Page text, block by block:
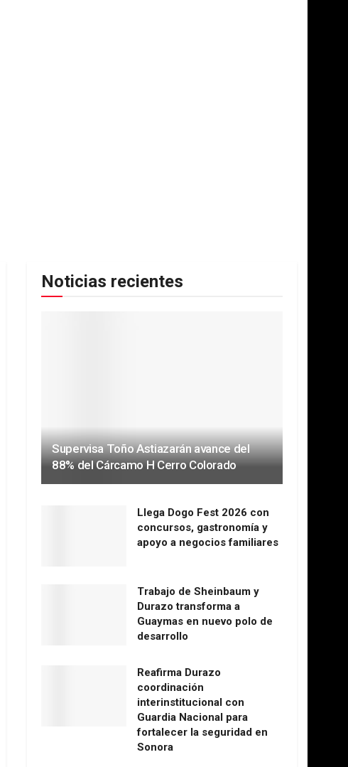
Noticias recientes
Supervisa Toño Astiazarán avance del
88% del Cárcamo H Cerro Colorado
Llega Dogo Fest 2026 con
concursos, gastronomía y
apoyo a negocios familiares
Trabajo de Sheinbaum y
Durazo transforma a
Guaymas en nuevo polo de
desarrollo
Reafirma Durazo
coordinación
interinstitucional con
Guardia Nacional para
fortalecer la seguridad en
Sonora